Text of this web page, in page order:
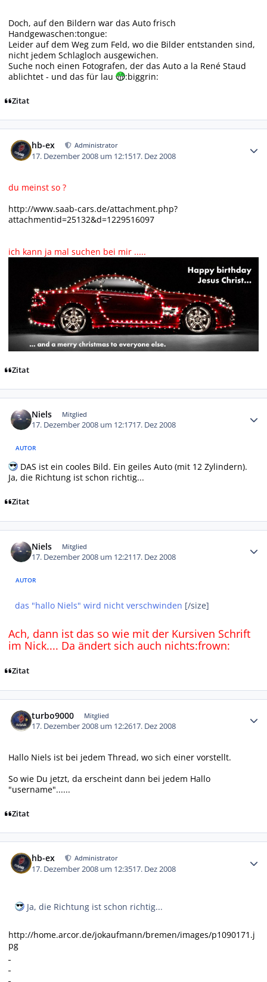
Doch, auf den Bildern war das Auto frisch
Handgewaschen:tongue:
Leider auf dem Weg zum Feld, wo die Bilder entstanden sind,
nicht jedem Schlagloch ausgewichen.
Suche noch einen Fotografen, der das Auto a la René Staud
ablichtet - und das für lau
:biggrin:
Zitat
hb-ex Administrator
17. Dezember 2008 um 12:1517. Dez 2008
du meinst so ?
http://www.saab-cars.de/attachment.php?
attachmentid=25132&d=1229516097
ich kann ja mal suchen bei mir .....
Zitat
Niels Mitglied
17. Dezember 2008 um 12:1717. Dez 2008
AUTOR
DAS ist ein cooles Bild. Ein geiles Auto (mit 12 Zylindern).
Ja, die Richtung ist schon richtig...
Zitat
Niels Mitglied
17. Dezember 2008 um 12:2117. Dez 2008
AUTOR
das "hallo Niels" wird nicht verschwinden [/size]
Ach, dann ist das so wie mit der Kursiven Schrift
im Nick.... Da ändert sich auch nichts:frown:
Zitat
turbo9000 Mitglied
17. Dezember 2008 um 12:2617. Dez 2008
Hallo Niels ist bei jedem Thread, wo sich einer vorstellt.
So wie Du jetzt, da erscheint dann bei jedem Hallo
"username"......
Zitat
hb-ex Administrator
17. Dezember 2008 um 12:3517. Dez 2008
Ja, die Richtung ist schon richtig...
http://home.arcor.de/jokaufmann/bremen/images/p1090171.j
pg